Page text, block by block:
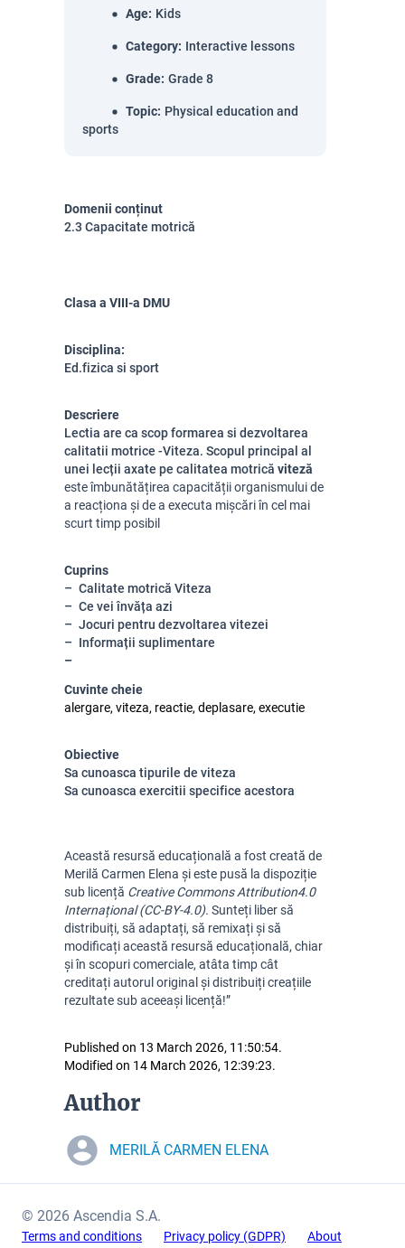
Age: Kids
Category: Interactive lessons
Grade: Grade 8
Topic: Physical education and
sports
Domenii conținut
2.3 Capacitate motrică
Clasa a VIII-a DMU
Disciplina:
Ed.fizica si sport
Descriere
Lectia are ca scop formarea si dezvoltarea
calitatii motrice -Viteza. Scopul principal al
unei lecții axate pe calitatea motrică viteză
este îmbunătățirea capacității organismului de
a reacționa și de a executa mișcări în cel mai
scurt timp posibil
Cuprins
Calitate motrică Viteza
Ce vei învăța azi
Jocuri pentru dezvoltarea vitezei
Informații suplimentare
Cuvinte cheie
alergare, viteza, reactie, deplasare, executie
Obiective
Sa cunoasca tipurile de viteza
Sa cunoasca exercitii specifice acestora
Această resursă educațională a fost creată de
Merilă Carmen Elena și este pusă la dispoziție
sub licență Creative Commons Attribution4.0
Internațional (CC-BY-4.0). Sunteți liber să
distribuiți, să adaptați, să remixați și să
modificați această resursă educațională, chiar
și în scopuri comerciale, atâta timp cât
creditați autorul original și distribuiți creațiile
rezultate sub aceeași licență!”
Published on 13 March 2026, 11:50:54.
Modified on 14 March 2026, 12:39:23.
Author
MERILĂ CARMEN ELENA
© 2026 Ascendia S.A.
Terms and conditions Privacy policy (GDPR) About